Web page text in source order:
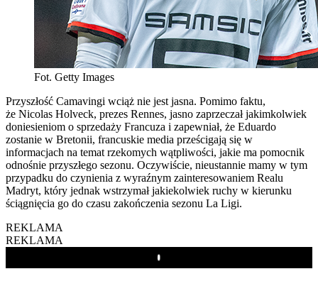
Fot. Getty Images
Przyszłość Camavingi wciąż nie jest jasna. Pomimo faktu,
że Nicolas Holveck, prezes Rennes, jasno zaprzeczał jakimkolwiek
doniesieniom o sprzedaży Francuza i zapewniał, że Eduardo
zostanie w Bretonii, francuskie media prześcigają się w
informacjach na temat rzekomych wątpliwości, jakie ma pomocnik
odnośnie przyszłego sezonu. Oczywiście, nieustannie mamy w tym
przypadku do czynienia z wyraźnym zainteresowaniem Realu
Madryt, który jednak wstrzymał jakiekolwiek ruchy w kierunku
ściągnięcia go do czasu zakończenia sezonu La Ligi.
REKLAMA
REKLAMA
Play